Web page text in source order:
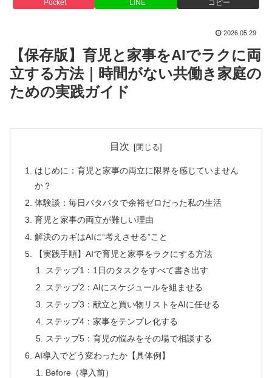
Pocket LINE コピー
2026.05.29
【保存版】育児と家事をAIでラクに両
立する方法｜時間がない共働き家庭の
ための実践ガイド
目次
はじめに：育児と家事の両立に限界を感じていません
か？
体験談：毎日バタバタで余裕ゼロだった私の生活
育児と家事の両立が難しい理由
解決のカギはAIに“考えさせる”こと
【実践手順】AIで育児と家事をラクにする方法
ステップ1：1日のタスクをすべて書き出す
ステップ2：AIにスケジュールを組ませる
ステップ3：献立と買い物リストをAIに任せる
ステップ4：家事をテンプレ化する
ステップ5：育児の悩みをその場で相談する
AI導入でどう変わったか【具体例】
Before（導入前）